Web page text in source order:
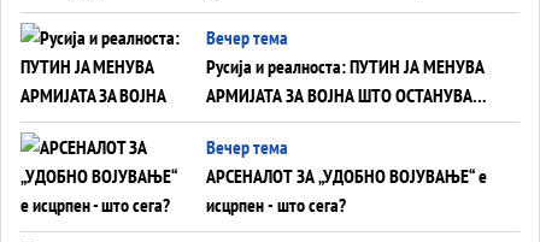
тајните на политиката на балансирање
на Вучиќ
Вечер тема
Русија и реалноста: ПУТИН ЈА МЕНУВА
АРМИЈАТА ЗА ВОЈНА ШТО ОСТАНУВА
БЕЗ ФРОНТ
Вечер тема
АРСЕНАЛОТ ЗА „УДОБНО ВОЈУВАЊЕ“ е
исцрпен - што сега?